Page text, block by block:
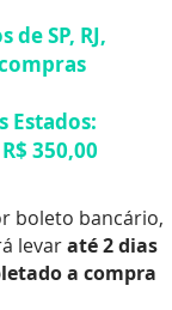
de SP, RJ,
compras
Estados:
350,00
boleto bancário,
levaraté 2 dias
a compra